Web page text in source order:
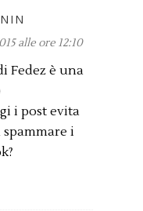
alle ore 12:10
Fedez è una
i post evita
i